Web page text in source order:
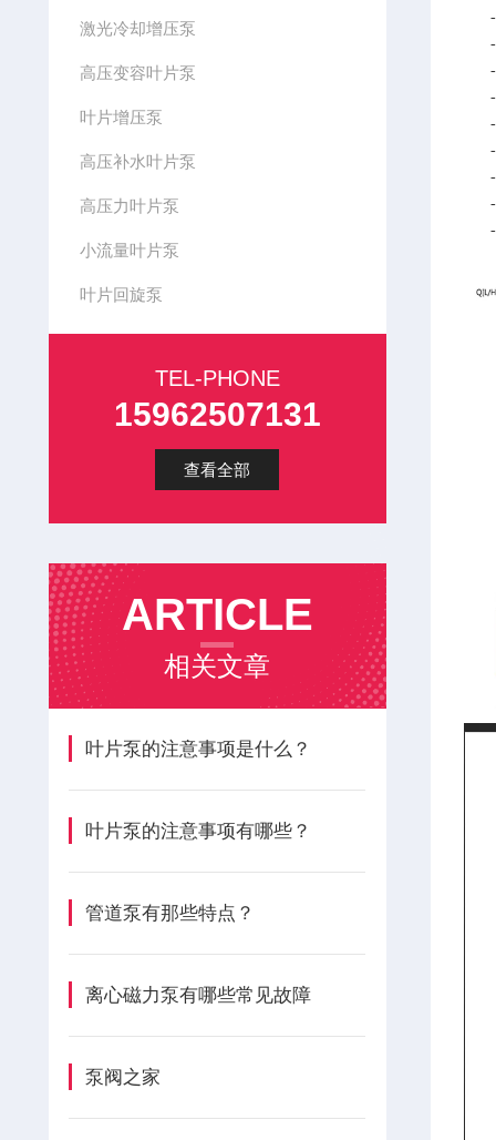
激光冷却增压泵
高压变容叶片泵
叶片增压泵
高压补水叶片泵
高压力叶片泵
小流量叶片泵
叶片回旋泵
TEL-PHONE
15962507131
查看全部
ARTICLE
相关文章
叶片泵的注意事项是什么？
叶片泵的注意事项有哪些？
管道泵有那些特点？
离心磁力泵有哪些常见故障
泵阀之家
-
-
-
-
-
-
-
-
-